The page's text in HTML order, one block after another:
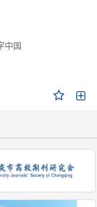
中国